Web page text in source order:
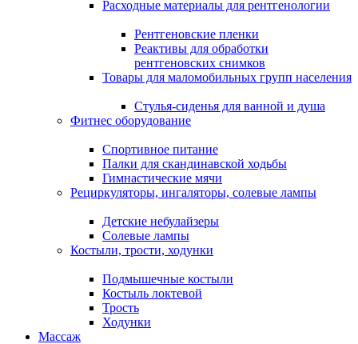
Расходные материалы для рентгенологии
Рентгеновские пленки
Реактивы для обработки
рентгеновских снимков
Товары для маломобильных групп населения
Стулья-сиденья для ванной и душа
Фитнес оборудование
Спортивное питание
Палки для скандинавской ходьбы
Гимнастические мячи
Рециркуляторы, ингаляторы, солевые лампы
Детские небулайзеры
Солевые лампы
Костыли, трости, ходунки
Подмышечные костыли
Костыль локтевой
Трость
Ходунки
Массаж